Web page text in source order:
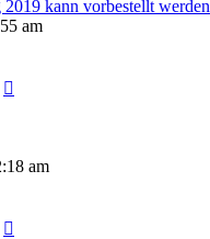
kann vorbestellt werden
am
am